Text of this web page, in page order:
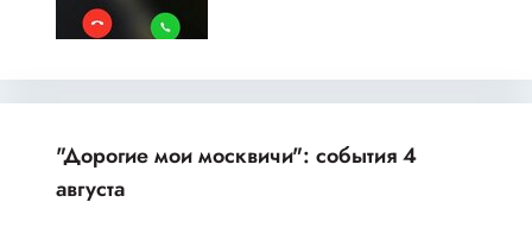
"Дорогие мои москвичи": события 4
августа